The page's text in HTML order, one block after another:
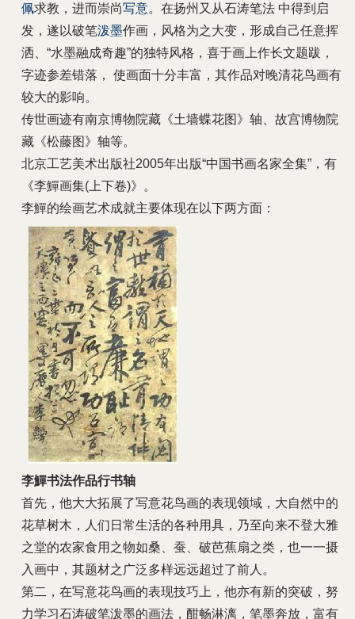
佩求教，进而崇尚写意。在扬州又从石涛笔法 中得到启
发，遂以破笔泼墨作画，风格为之大变，形成自己任意挥
洒、“水墨融成奇趣”的独特风格，喜于画上作长文题跋，
字迹参差错落， 使画面十分丰富，其作品对晚清花鸟画有
较大的影响。
传世画迹有南京博物院藏《土墙蝶花图》轴、故宫博物院
藏《松藤图》轴等。
北京工艺美术出版社2005年出版“中国书画名家全集”，有
《李鱓画集(上下卷)》。
李鱓的绘画艺术成就主要体现在以下两方面：
李鱓书法作品行书轴
首先，他大大拓展了写意花鸟画的表现领域，大自然中的
花草树木，人们日常生活的各种用具，乃至向来不登大雅
之堂的农家食用之物如桑、蚕、破芭蕉扇之类，也一一摄
入画中，其题材之广泛多样远远超过了前人。
第二，在写意花鸟画的表现技巧上，他亦有新的突破 ，努
力学习石涛破笔泼墨的画法，酣畅淋漓，笔墨奔放，富有